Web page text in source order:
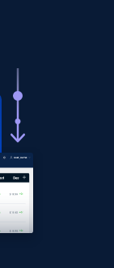
Rating,
Initial
める